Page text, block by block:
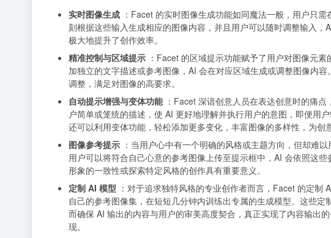
实时图像生成 ：Facet 的实时图像生成功能如同魔法一般，用户只
刻根据这些输入生成相应的图像内容，并且用户可以随时调整输入
极大地提升了创作效率。
精准控制与区域提示 ：Facet 的区域提示功能赋予了用户对图像元
加独立的文字描述或参考图像，AI 会在对应区域生成或调整图像内
调整，满足对图像的高要求。
自动提示增强与变体功能：Facet 深谙创意人员在表达创意时的痛点
户简单或笼统的描述，使 AI 更好地理解并执行用户的意图，即便用
还可以利用变体功能，轻松添加更多变化，丰富图像的多样性，为创
图像参考提示 ：当用户心中有一个明确的风格或主题方向，但却难
用户可以将符合自己心意的参考图像上传至提示框中，AI 会依照这
形象的一致性或探索特定风格的创作具有重要意义。
定制 AI 模型 ：对于追求独特风格的专业创作者而言，Facet 的定
自己的参考图像集，在短短几分钟内训练出专属的生成模型。这些
而确保 AI 输出的内容与用户的审美高度契合，真正实现了内容输出
现。